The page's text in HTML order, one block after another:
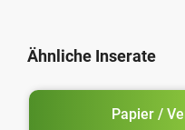
Ähnliche Inserate
Papier /